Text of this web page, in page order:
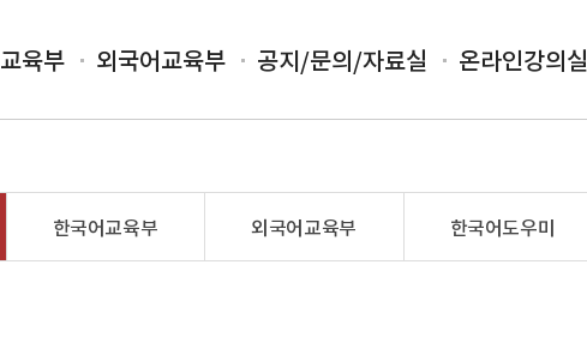
육부 외국어교육부 공지/문의/자료실 온라인강의실
한국어교육부 외국어교육부 한국어도우미